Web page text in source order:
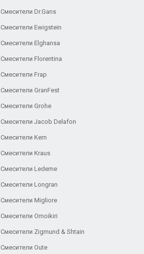
Смесители Dr.Gans
Cмесители Ewigstein
Смесители Elghansa
Смесители Florentina
Смесители Frap
Смесители GranFest
Смесители Grohe
Смесители Jacob Delafon
Смесители Kern
Смесители Kraus
Смесители Ledeme
Смесители Longran
Смесители Migliore
Смесители Omoikiri
Смесители Zigmund & Shtain
Смесители Oute